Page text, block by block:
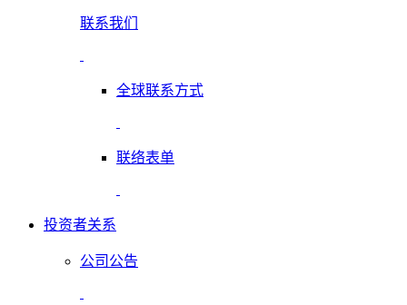
联系我们
全球联系方式
联络表单
投资者关系
公司公告